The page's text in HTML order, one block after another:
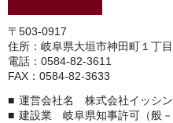
〒503-0917
住所：岐阜県大垣市神田町１丁
電話：0584-82-3611
FAX：0584-82-3633
運営会社名 株式会社イッシン
建設業 岐阜県知事許可（般